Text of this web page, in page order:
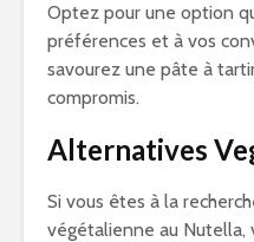
Optez pour une option
préférences et à vos
savourez une pâte à
compromis.
Alternatives
Si vous êtes à la
végétalienne au Nutella,